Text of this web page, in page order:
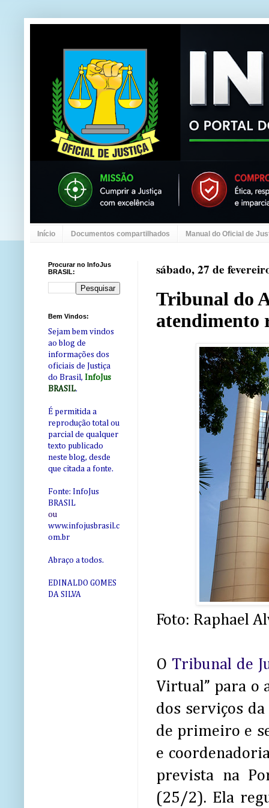
Início Documentos compartilhados Manual do Oficial de
sábado, 27 de
Tribunal do
atendimento
Foto: Raphael
O Tribunal de
Virtual” para o
dos serviços
de primeiro e
e
prevista na
(25/2). Ela
Procurar no InfoJus
BRASIL:
Bem Vindos:
Sejam bem vindos
ao blog de
informações dos
oficiais de Justiça
do Brasil, InfoJus
BRASIL.
É permitida a
reprodução total ou
parcial de qualquer
texto publicado
neste blog, desde
que citada a fonte.
Fonte: InfoJus
BRASIL
ou
www.infojusbrasil.c
om.br
Abraço a todos.
EDINALDO GOMES
DA SILVA